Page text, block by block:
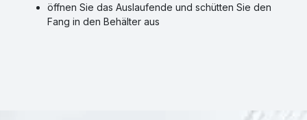
öffnen Sie das Auslaufende und schütten Sie den
Fang in den Behälter aus